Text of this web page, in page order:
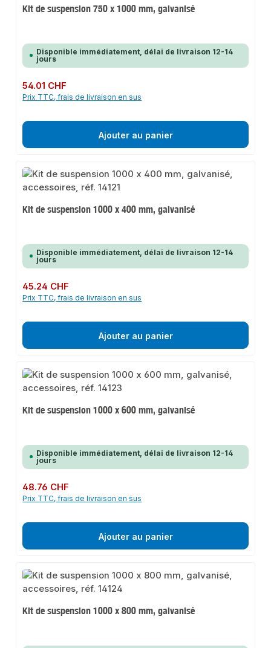
Kit de suspension 750 x 1000 mm, galvanisé
Disponible immédiatement, délai de livraison 12-14
jours
Prix régulier :
54.01 CHF
Prix TTC, frais de livraison en sus
Ajouter au panier
Kit de suspension 1000 x 400 mm, galvanisé
Disponible immédiatement, délai de livraison 12-14
jours
Prix régulier :
45.24 CHF
Prix TTC, frais de livraison en sus
Ajouter au panier
Kit de suspension 1000 x 600 mm, galvanisé
Disponible immédiatement, délai de livraison 12-14
jours
Prix régulier :
48.76 CHF
Prix TTC, frais de livraison en sus
Ajouter au panier
Kit de suspension 1000 x 800 mm, galvanisé